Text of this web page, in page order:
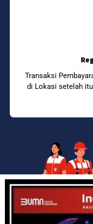
Transaksi
di Lokasi setelah